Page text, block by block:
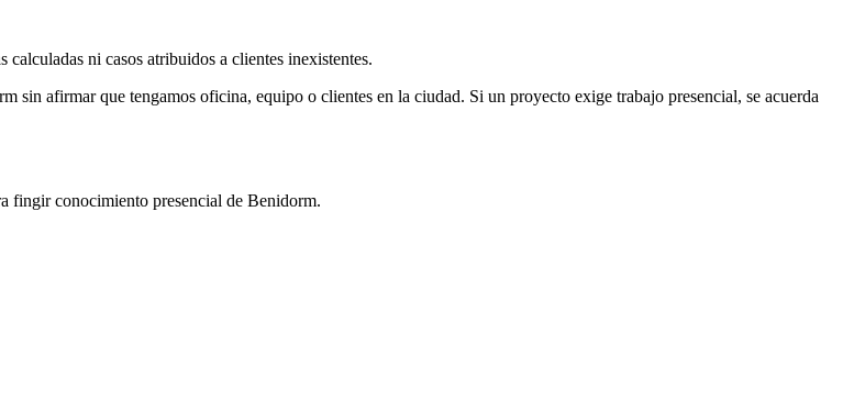
ni casos atribuidos a clientes inexistentes.
sin afirmar que tengamos oficina, equipo o clientes en la ciudad. Si un proyecto exige trabajo presencial, se acuerda
fingir conocimiento presencial de Benidorm.